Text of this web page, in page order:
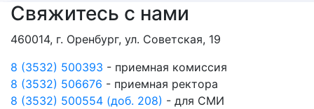
Свяжитесь с нами
460014, г. Оренбург, ул. Советская, 19
8 (3532) 500393 - приемная комиссия
8 (3532) 506676 - приемная ректора
8 (3532) 500554 (доб. 208) - для СМИ